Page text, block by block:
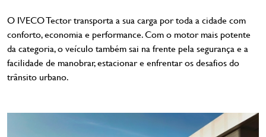
O IVECO Tector transporta a sua carga por toda a cidade com
conforto, economia e performance. Com o motor mais potente
da categoria, o veículo também sai na frente pela segurança e a
facilidade de manobrar, estacionar e enfrentar os desafios do
trânsito urbano.